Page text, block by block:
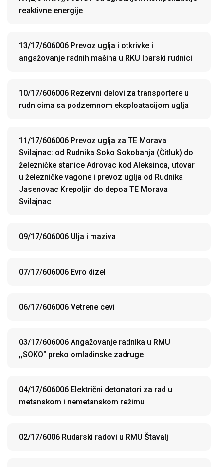
reaktivne energije
13/17/606006 Prevoz uglja i otkrivke i
angažovanje radnih mašina u RKU Ibarski rudnici
10/17/606006 Rezervni delovi za transportere u
rudnicima sa podzemnom eksploatacijom uglja
11/17/606006 Prevoz uglja za TE Morava
Svilajnac: od Rudnika Soko Sokobanja (Čitluk) do
železničke stanice Adrovac kod Aleksinca, utovar
u železničke vagone i prevoz uglja od Rudnika
Jasenovac Krepoljin do depoa TE Morava
Svilajnac
09/17/606006 Ulja i maziva
07/17/606006 Evro dizel
06/17/606006 Vetrene cevi
03/17/606006 Angažovanje radnika u RMU
,,SOKO" preko omladinske zadruge
04/17/606006 Električni detonatori za rad u
metanskom i nemetanskom režimu
02/17/6006 Rudarski radovi u RMU Štavalj